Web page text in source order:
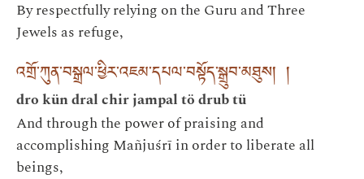
By respectfully relying on the Guru and Three
Jewels as refuge,
འགྲོ་ཀུན་བསྒྲལ་ཕྱིར་འཇམ་དཔལ་བསྟོད་སྒྲུབ་མཐུས། །
dro kün dral chir jampal tö drub tü
And through the power of praising and
accomplishing Mañjuśrī in order to liberate all
beings,